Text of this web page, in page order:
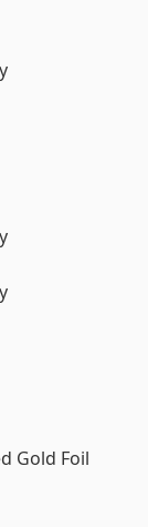
Gold Foil